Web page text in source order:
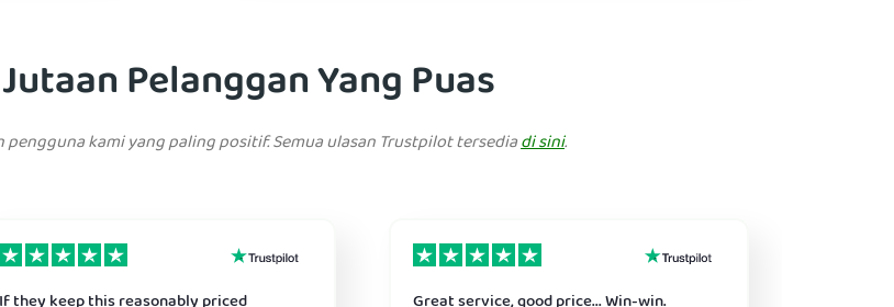
Pelanggan Yang Puas
kami yang paling positif. Semua ulasan Trustpilot tersediadi sini.